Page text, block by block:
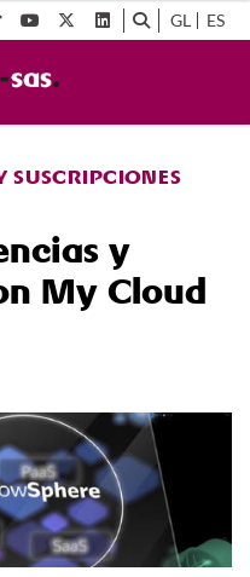
GL ES
SUSCRIPCIONES
y
My Cloud